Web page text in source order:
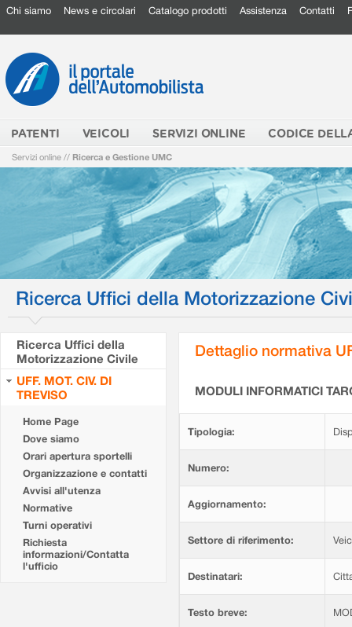
Chi siamo News e circolari Catalogo prodotti Assistenza Contatti
PATENTI VEICOLI SERVIZI ONLINE CODICE
Servizi online // Ricerca e Gestione UMC
Ricerca Uffici della Motorizzazione
Ricerca Uffici della
Motorizzazione Civile
UFF. MOT. CIV. DI
TREVISO
Home Page
Dove siamo
Orari apertura sportelli
Organizzazione e contatti
Avvisi all'utenza
Normative
Turni operativi
Richiesta
informazioni/Contatta
l'ufficio
Dettaglio normativa
MODULI INFORMATICI
Tipologia:
Numero:
Aggiornamento:
Settore di riferimento:
Destinatari:
Testo breve: